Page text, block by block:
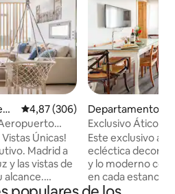
Calificación promedio: 4,87 de
4,87 (306)
Únicas!
Madrid a
alcance.
el equilibrio
Departamento
adrid
Exclusivo Ático
de Madrid
Este exclusivo
ecléctica
y lo moderno
en cada estancia,
natural invade